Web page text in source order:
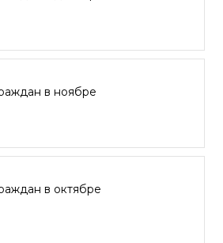
в ноябре
в октябре